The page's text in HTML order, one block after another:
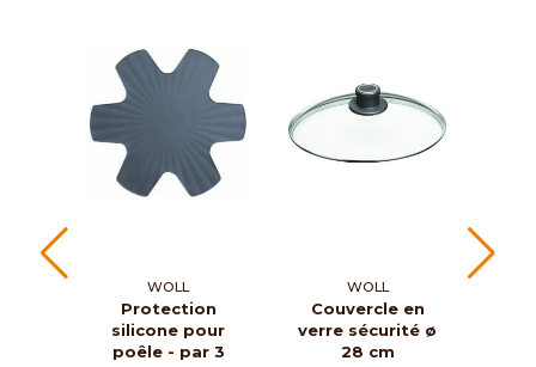
WOLL
Protection
silicone pour
poêle - par 3
WOLL
Couvercle en
verre sécurité ø
28 cm